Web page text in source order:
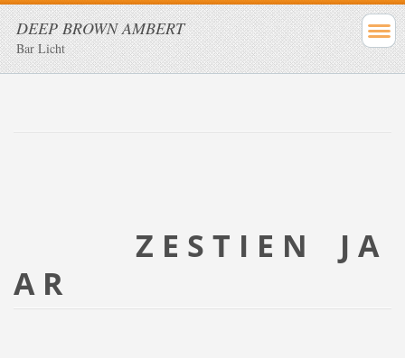
DEEP BROWN AMBERT
Bar Licht
Z E S T I E N J A
A R